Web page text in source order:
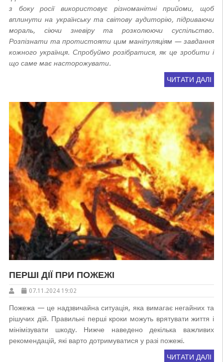
з боку росії використовує різноманітні прийоми, щоб
вплинути на українську та світову аудиторію, підриваючи
мораль, сіючи зневіру та розколюючи суспільство.
Розпізнати та протистояти цим маніпуляціям — завдання
кожного українця. Спробуймо розібратися, як це зробити і
що саме має насторожувати.
ЧИТАТИ ДАЛІ
ПЕРШІ ДІЇ ПРИ ПОЖЕЖІ
07.11.2024 19:02
Пожежа — це надзвичайна ситуація, яка вимагає негайних та
рішучих дій. Правильні перші кроки можуть врятувати життя і
мінімізувати шкоду. Нижче наведено декілька важливих
рекомендацій, які варто дотримуватися у разі пожежі.
ЧИТАТИ ДАЛІ